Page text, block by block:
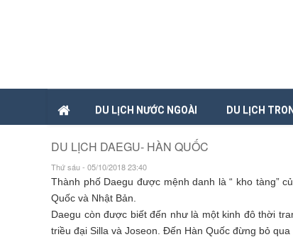
DU LỊCH NƯỚC NGOÀI DU LỊCH
DU LỊCH DAEGU- HÀN QUỐC
Thứ sáu - 05/10/2018 23:40
Thành phố Daegu được mệnh danh là “ kho tàng”
Quốc và Nhật Bản.
Daegu còn được biết đến như là một kinh đô thời
triều đại Silla và Joseon. Đến Hàn Quốc đừng bỏ